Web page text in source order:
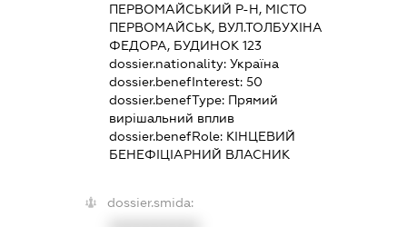
ПЕРВОМАЙСЬКИЙ Р-Н, МІСТО
ПЕРВОМАЙСЬК, ВУЛ.ТОЛБУХІНА
ФЕДОРА, БУДИНОК 123
dossier.nationality: Україна
dossier.benefInterest: 50
dossier.benefType: Прямий
вирішальний вплив
dossier.benefRole: КІНЦЕВИЙ
БЕНЕФІЦІАРНИЙ ВЛАСНИК
dossier.smida: